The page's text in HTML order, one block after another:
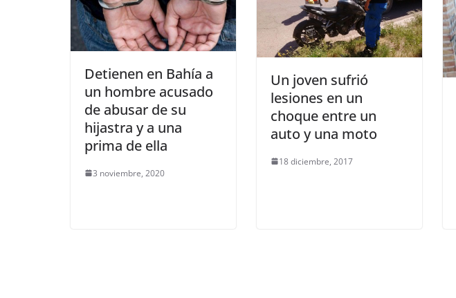
Detienen en Bahía a
un hombre acusado
de abusar de su
hijastra y a una
prima de ella
3 noviembre, 2020
Un joven sufrió
lesiones en un
choque entre un
auto y una moto
18 diciembre, 2017